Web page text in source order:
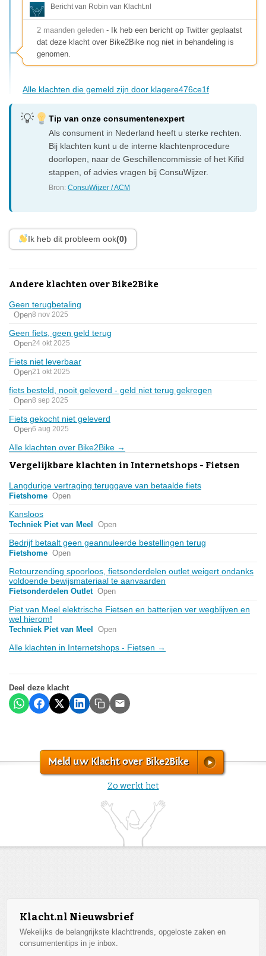
Bericht van Robin van Klacht.nl
2 maanden geleden - Ik heb een bericht op Twitter geplaatst
dat deze klacht over Bike2Bike nog niet in behandeling is
genomen.
Alle klachten die gemeld zijn door klagere476ce1f
Tip van onze consumentenexpert
Als consument in Nederland heeft u sterke rechten.
Bij klachten kunt u de interne klachtenprocedure
doorlopen, naar de Geschillencommissie of het Kifid
stappen, of advies vragen bij ConsuWijzer.
Bron:ConsuWijzer / ACM
Ik heb dit probleem ook(0)
Andere klachten over Bike2Bike
Geen terugbetaling
Open8 nov 2025
Geen fiets, geen geld terug
Open24 okt 2025
Fiets niet leverbaar
Open21 okt 2025
fiets besteld, nooit geleverd - geld niet terug gekregen
Open8 sep 2025
Fiets gekocht niet geleverd
Open6 aug 2025
Alle klachten over Bike2Bike →
Vergelijkbare klachten in Internetshops - Fietsen
Langdurige vertraging teruggave van betaalde fiets
Fietshome Open
Kansloos
Techniek Piet van Meel Open
Bedrijf betaalt geen geannuleerde bestellingen terug
Fietshome Open
Retourzending spoorloos, fietsonderdelen outlet weigert ondanks
voldoende bewijsmateriaal te aanvaarden
Fietsonderdelen Outlet Open
Piet van Meel elektrische Fietsen en batterijen ver wegblijven en
wel hierom!
Techniek Piet van Meel Open
Alle klachten in Internetshops - Fietsen →
Deel deze klacht
Meld uw Klacht over Bike2Bike
Zo werkt het
Klacht.nl Nieuwsbrief
Wekelijks de belangrijkste klachttrends, opgeloste zaken en
consumententips in je inbox.